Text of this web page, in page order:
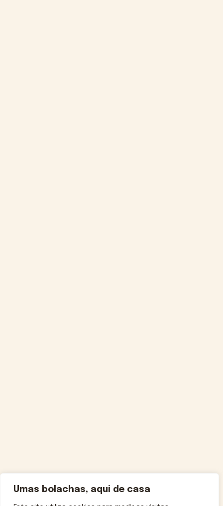
Umas bolachas, aqui de casa